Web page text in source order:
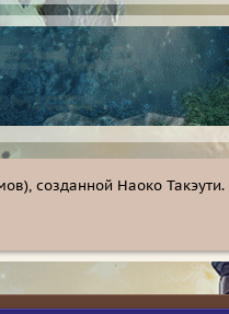
созданной Наоко